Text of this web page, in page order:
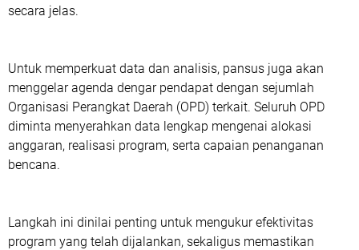
secara jelas.
Untuk memperkuat data dan analisis, pansus juga akan
menggelar agenda dengar pendapat dengan sejumlah
Organisasi Perangkat Daerah (OPD) terkait. Seluruh OPD
diminta menyerahkan data lengkap mengenai alokasi
anggaran, realisasi program, serta capaian penanganan
bencana.
Langkah ini dinilai penting untuk mengukur efektivitas
program yang telah dijalankan, sekaligus memastikan